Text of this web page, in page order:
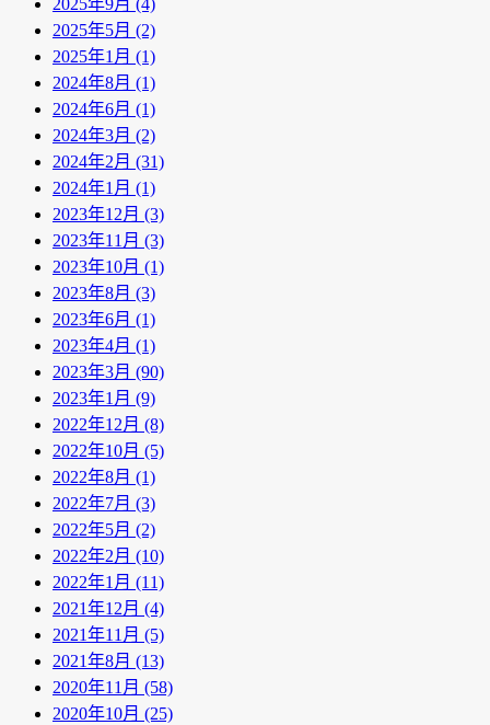
2025年9月 (4)
2025年5月 (2)
2025年1月 (1)
2024年8月 (1)
2024年6月 (1)
2024年3月 (2)
2024年2月 (31)
2024年1月 (1)
2023年12月 (3)
2023年11月 (3)
2023年10月 (1)
2023年8月 (3)
2023年6月 (1)
2023年4月 (1)
2023年3月 (90)
2023年1月 (9)
2022年12月 (8)
2022年10月 (5)
2022年8月 (1)
2022年7月 (3)
2022年5月 (2)
2022年2月 (10)
2022年1月 (11)
2021年12月 (4)
2021年11月 (5)
2021年8月 (13)
2020年11月 (58)
2020年10月 (25)